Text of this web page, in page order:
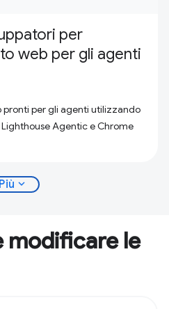
per
web per gli agenti
pronti per gli agenti utilizzando
Agentic e Chrome
Più expand_more
modificare le